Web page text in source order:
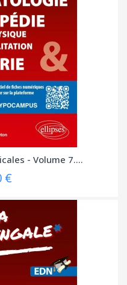
- Volume 7....
€